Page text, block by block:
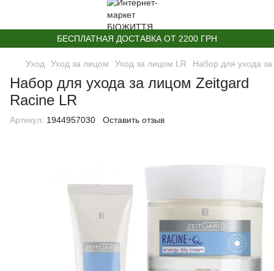
БЕСПЛАТНАЯ ДОСТАВКА ОТ 2200 ГРН
Уход Уход за лицом Уход за лицом LR Набор для ухода
Набор для ухода за лицом Zeitgard
Racine LR
Артикул: 1944957030 Оставить отзыв